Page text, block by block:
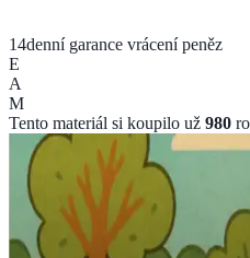
14denní garance vrácení peněz
E
A
M
Tento materiál si koupilo už 980